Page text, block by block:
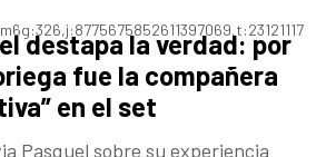
destapa la verdad: por
fue la compañera
en el set
Pasquel sobre su experiencia